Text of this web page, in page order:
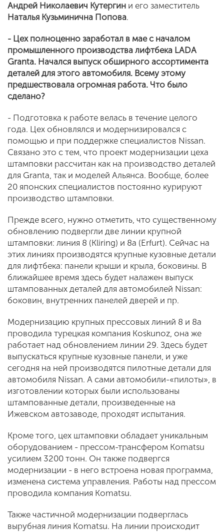
Андрей Николаевич Кутергин и его заместитель
Наталья Кузьминична Попова.
- Цех полноценно заработал в мае с началом
промышленного производства лифтбека LADA
Granta. Начался выпуск обширного ассортимента
деталей для этого автомобиля. Всему этому
предшествовала огромная работа. Что было
сделано?
- Подготовка к работе велась в течение целого
года. Цех обновлялся и модернизировался с
помощью и при поддержке специалистов Nissan.
Связано это с тем, что проект модернизации цеха
штамповки рассчитан как на производство деталей
для Granta, так и моделей Альянса. Вообще, более
20 японских специалистов постоянно курируют
производство штамповки.
Прежде всего, нужно отметить, что существенному
обновлению подвергли две линии крупной
штамповки: линия 8 (Kliring) и 8а (Erfurt). Сейчас на
этих линиях производятся крупные кузовные детали
для лифтбека: панели крыши и крыла, боковины. В
ближайшее время здесь будет налажен выпуск
штампованных деталей для автомобилей Nissan:
боковин, внутренних панелей дверей и пр.
Модернизацию крупных прессовых линий 8 и 8а
проводила турецкая компания Koskunoz, она же
работает над обновлением линии 29. Здесь будет
выпускаться крупные кузовные панели, и уже
сегодня на ней производятся пилотные детали для
автомобиля Nissan. А сами автомобили-«пилоты», в
изготовлении которых были использованы
штампованные детали, произведенные на
Ижевском автозаводе, проходят испытания.
Кроме того, цех штамповки обладает уникальным
оборудованием - прессом-трансфером Komatsu
усилием 3200 тонн. Он также подвергся
модернизации - в него встроена новая программа,
изменена система управления. Работы над прессом
проводила компания Komatsu.
Также частичной модернизации подверглась
вырубная линия Komatsu. На линии происходит